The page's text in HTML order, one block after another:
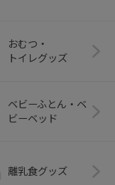
おむつ・
トイレグッズ
ベビーふとん・ベ
ビーベッド
離乳食グッズ